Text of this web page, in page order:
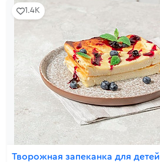
1.4K
Творожная запеканка для детей